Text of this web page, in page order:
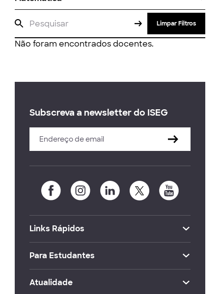
Limpar Filtros
Não foram encontrados docentes.
Subscreva a newsletter do ISEG
Links Rápidos
Para Estudantes
Atualidade